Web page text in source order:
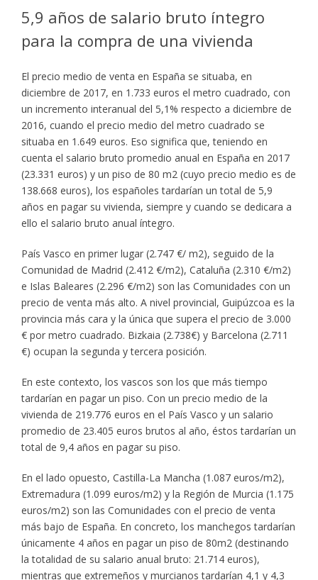
5,9 años de salario bruto íntegro
para la compra de una vivienda
El precio medio de venta en España se situaba, en
diciembre de 2017, en 1.733 euros el metro cuadrado, con
un incremento interanual del 5,1% respecto a diciembre de
2016, cuando el precio medio del metro cuadrado se
situaba en 1.649 euros. Eso significa que, teniendo en
cuenta el salario bruto promedio anual en España en 2017
(23.331 euros) y un piso de 80 m2 (cuyo precio medio es de
138.668 euros), los españoles tardarían un total de 5,9
años en pagar su vivienda, siempre y cuando se dedicara a
ello el salario bruto anual íntegro.
País Vasco en primer lugar (2.747 €/ m2), seguido de la
Comunidad de Madrid (2.412 €/m2), Cataluña (2.310 €/m2)
e Islas Baleares (2.296 €/m2) son las Comunidades con un
precio de venta más alto. A nivel provincial, Guipúzcoa es la
provincia más cara y la única que supera el precio de 3.000
€ por metro cuadrado. Bizkaia (2.738€) y Barcelona (2.711
€) ocupan la segunda y tercera posición.
En este contexto, los vascos son los que más tiempo
tardarían en pagar un piso. Con un precio medio de la
vivienda de 219.776 euros en el País Vasco y un salario
promedio de 23.405 euros brutos al año, éstos tardarían un
total de 9,4 años en pagar su piso.
En el lado opuesto, Castilla-La Mancha (1.087 euros/m2),
Extremadura (1.099 euros/m2) y la Región de Murcia (1.175
euros/m2) son las Comunidades con el precio de venta
más bajo de España. En concreto, los manchegos tardarían
únicamente 4 años en pagar un piso de 80m2 (destinando
la totalidad de su salario anual bruto: 21.714 euros),
mientras que extremeños y murcianos tardarían 4,1 y 4,3